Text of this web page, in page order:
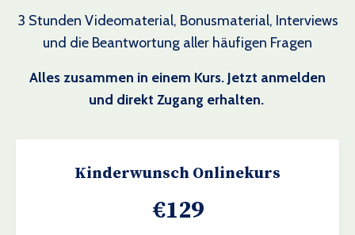
3 Stunden Videomaterial, Bonusmaterial, Interviews
und die Beantwortung aller häufigen Fragen
Alles zusammen in einem Kurs. Jetzt anmelden
und direkt Zugang erhalten.
Kinderwunsch Onlinekurs
€129